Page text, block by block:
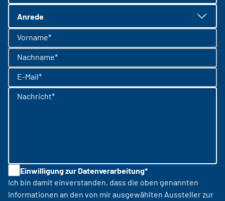
Anrede
Vorname*
Nachname*
E-Mail*
Nachricht*
Einwilligung zur Datenverarbeitung*
Ich bin damit einverstanden, dass die oben genannten
Informationen an den von mir ausgewählten Aussteller zur